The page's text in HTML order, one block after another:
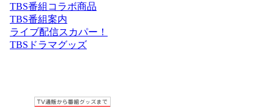
TBS番組コラボ商品
TBS番組案内
ライブ配信スカパー！
TBSドラマグッズ